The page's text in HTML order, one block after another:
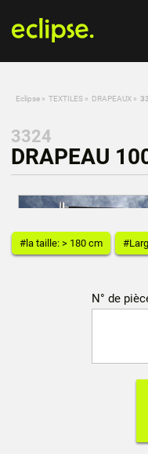
Eclipse » TEXTILES » DRAPEAUX »
3324
DRAPEAU
#la taille: > 180 cm
N° de